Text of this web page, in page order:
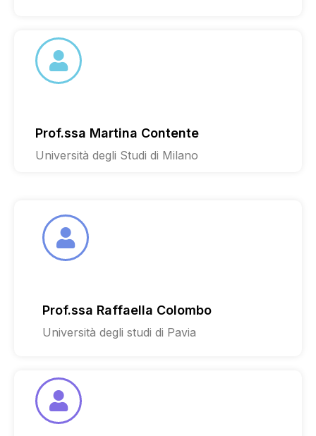
Prof.ssa Martina Contente
Università degli Studi di Milano
Prof.ssa Raffaella Colombo
Università degli studi di Pavia